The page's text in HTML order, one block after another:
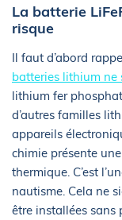
La batterie
risque
Il faut d’abord
batteries lithium ne
lithium fer
d’autres familles
appareils
chimie présente
thermique. C’est
nautisme. Cela ne
être installées sans